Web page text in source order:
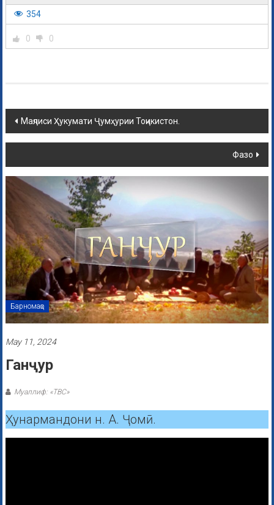
354
0 0
Маҷлиси Ҳукумати Ҷумҳурии Тоҷикистон.
Фазо
Барномаҳо
May 11, 2024
Ганҷур
Муаллиф: «ТВС»
Ҳунармандони н. А. Ҷомӣ.